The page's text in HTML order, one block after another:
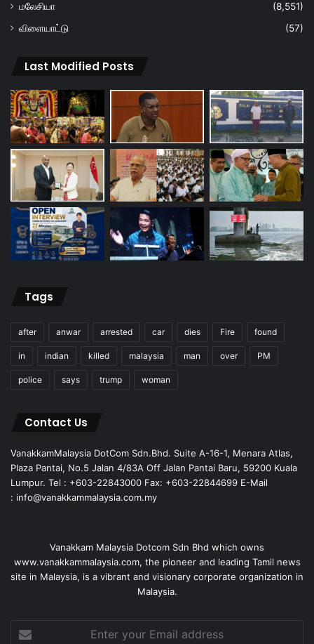
மலேசியா
(8,551)
விளையாட்டு
(57)
Last Modified Posts
Tags
after anwar arrested car dies Fire found
in indian killed malaysia man over PM
police says trump woman
Contact Us
VanakkamMalaysia DotCom Sdn.Bhd. Suite A-16-1, Menara Atlas,
Plaza Pantai, No.5 Jalan 4/83A Off Jalan Pantai Baru, 59200 Kuala
Lumpur. Tel : +603-22843000 Fax: +603-22844699 E-Mail
: info@vanakkammalaysia.com.my
Vanakkam Malaysia Dotcom Sdn Bhd which owns
www.vanakkammalaysia.com, the pioneer and leading Tamil news
site in Malaysia, is a vibrant and visionary corporate organization in
Malaysia.
your